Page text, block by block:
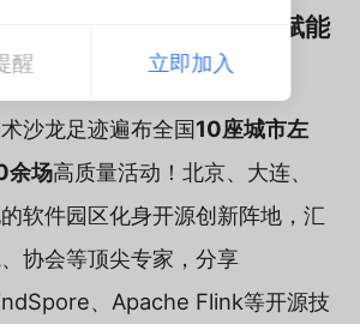
醒 立即加入
场开源技术工作坊，赋能
沙龙足迹遍布全国10座城市左
余场高质量活动！北京、大连、
软件园区化身开源创新阵地，汇
协会等顶尖专家，分享
、Apache Flink等开源技